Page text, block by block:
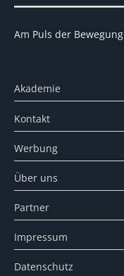
Am Puls der Bewegung
Akademie
Kontakt
Werbung
Über uns
Partner
Impressum
Datenschutz